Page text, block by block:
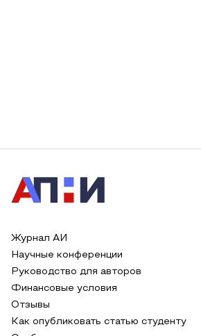
Журнал АИ
Научные конференции
Руководство для авторов
Финансовые условия
Отзывы
Как опубликовать статью студенту